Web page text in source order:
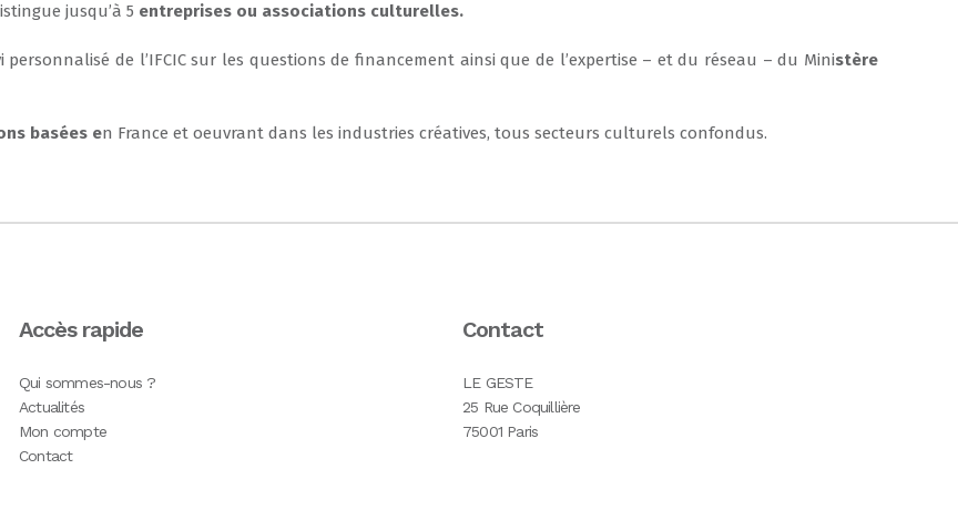
jusqu’à 5 entreprises ou associations culturelles.
de l’IFCIC sur les questions de financement ainsi que de l’expertise – et du réseau – du Ministère
basées en France et oeuvrant dans les industries créatives, tous secteurs culturels confondus.
Accès rapide
Qui sommes-nous ?
Actualités
Mon compte
Contact
Contact
LE GESTE
25 Rue Coquillière
75001 Paris